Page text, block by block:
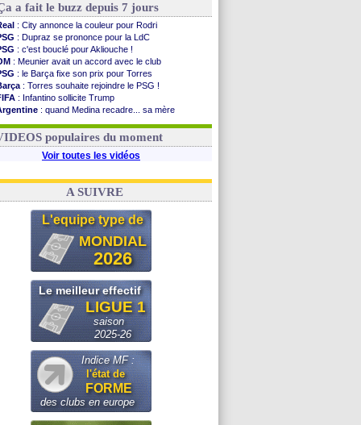
a fait le buzz depuis 7 jours
: City annonce la couleur pour Rodri
: Dupraz se prononce pour la LdC
: c'est bouclé pour Akliouche !
: Meunier avait un accord avec le club
: le Barça fixe son prix pour Torres
: Torres souhaite rejoindre le PSG !
: Infantino sollicite Trump
: quand Medina recadre... sa mère
: Paixão attire un 2e club anglais
populaires du moment
Voir toutes les vidéos
A SUIVRE
L'equipe type de
MONDIAL
2026
Le meilleur effectif
LIGUE 1
saison
2025-26
Indice MF :
l'état de
FORME
des clubs en europe